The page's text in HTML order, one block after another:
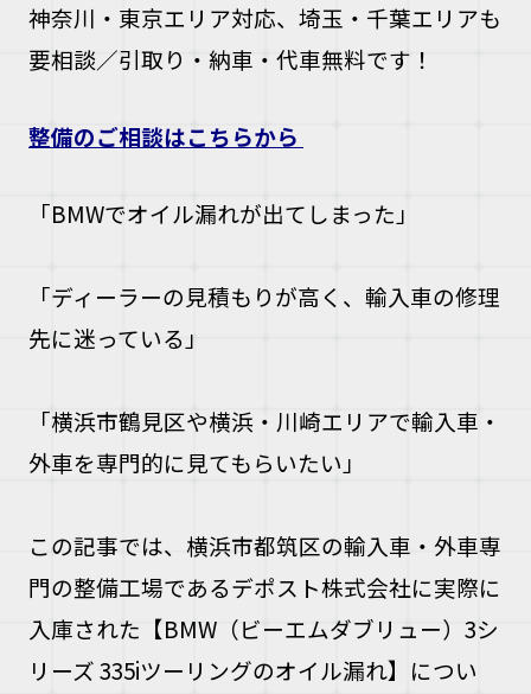
お電話の
10:00〜
神奈川・東京エリア対応、埼玉・千葉エリアも
要相談／引取り・納車・代車無料です！
整備のご相談はこちらから
「BMWでオイル漏れが出てしまった」
「ディーラーの見積もりが高く、輸入車の修理
先に迷っている」
「横浜市鶴見区や横浜・川崎エリアで輸入車・
外車を専門的に見てもらいたい」
この記事では、横浜市都筑区の輸入車・外車専
門の整備工場であるデポスト株式会社に実際に
入庫された【BMW（ビーエムダブリュー）3シ
リーズ 335iツーリングのオイル漏れ】につい